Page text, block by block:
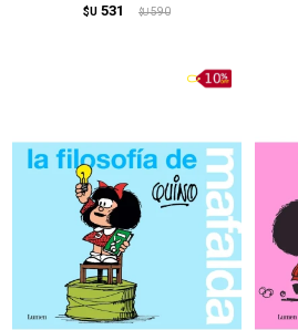
$U 531 $U 590